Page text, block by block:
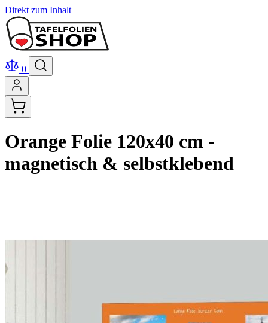
Direkt zum Inhalt
0
Orange Folie 120x40 cm -
magnetisch & selbstklebend